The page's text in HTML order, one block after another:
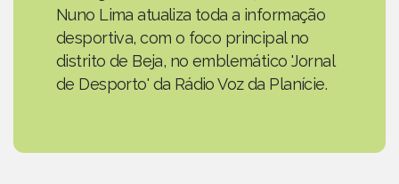
Nuno Lima atualiza toda a informação
desportiva, com o foco principal no
distrito de Beja, no emblemático 'Jornal
de Desporto' da Rádio Voz da Planície.